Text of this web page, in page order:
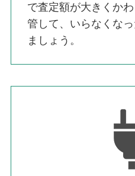
で査定額が大きくか
管して、いらなくな
ましょう。